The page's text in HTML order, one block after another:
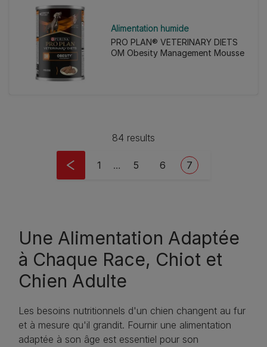
Alimentation humide
PRO PLAN® VETERINARY DIETS
OM Obesity Management Mousse
84 results
First page
1 … Page
5 Page
6 Current page
7
Une Alimentation Adaptée
à Chaque Race, Chiot et
Chien Adulte
Les besoins nutritionnels d'un chien changent au fur
et à mesure qu'il grandit. Fournir une alimentation
adaptée à son âge est essentiel pour son